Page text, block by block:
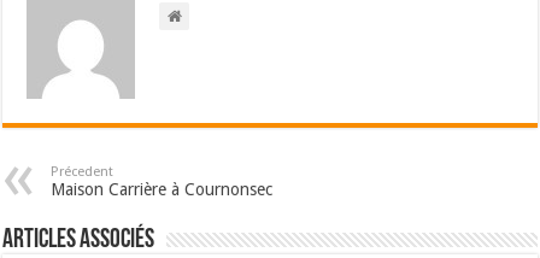
Précedent
Maison Carrière à Cournonsec
Articles associés